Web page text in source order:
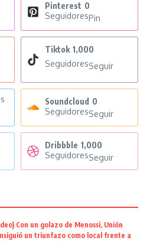
Pinterest 0
SeguidoresPin
Tiktok 1,000
SeguidoresSeguir
Soundcloud 0
SeguidoresSeguir
Dribbble 1,000
SeguidoresSeguir
Con un golazo de Menossi, Unión
un triunfazo como local frente a